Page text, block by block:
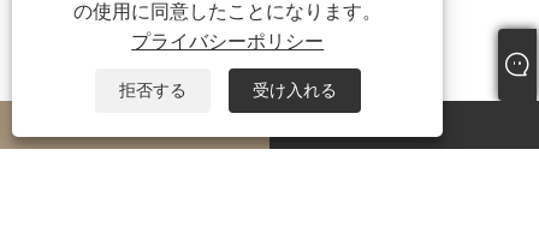
の使用に同意したことになります。
プライバシーポリシー
拒否する 受け入れる